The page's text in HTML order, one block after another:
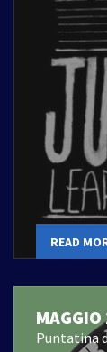
READ
Puntatina